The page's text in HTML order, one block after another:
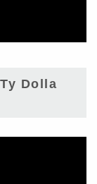
Dolla